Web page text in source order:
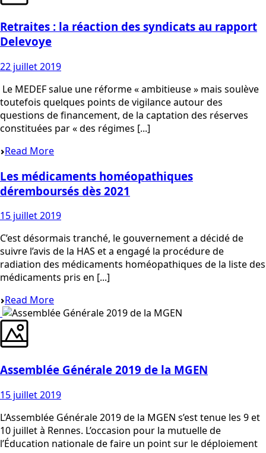
Retraites : la réaction des syndicats au rapport
Delevoye
22 juillet 2019
Le MEDEF salue une réforme « ambitieuse » mais soulève
toutefois quelques points de vigilance autour des
questions de financement, de la captation des réserves
constituées par « des régimes [...]
Read More
Les médicaments homéopathiques
déremboursés dès 2021
15 juillet 2019
C’est désormais tranché, le gouvernement a décidé de
suivre l’avis de la HAS et a engagé la procédure de
radiation des médicaments homéopathiques de la liste des
médicaments pris en [...]
Read More
Assemblée Générale 2019 de la MGEN
15 juillet 2019
L’Assemblée Générale 2019 de la MGEN s’est tenue les 9 et
10 juillet à Rennes. L’occasion pour la mutuelle de
l’Éducation nationale de faire un point sur le déploiement